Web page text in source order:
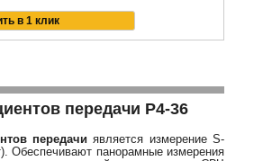
передачи Р4-36
передачи является измерение S-
Обеспечивают панорамные измерения